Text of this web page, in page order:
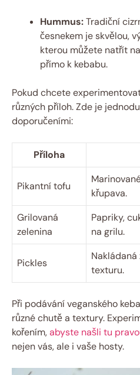
Hummus:Tradiční
česnekem je skvělou,
kterou můžete natřít
přímo k kebabu.
Pokud chcete
různých příloh. Zde je
doporučeními:
Příloha
Pikantní tofu
křupava.
Grilovaná
zelenina
Papriky,
na grilu.
Pickles
texturu.
Při podávání veganského
různé chutě a textury.
kořením,abyste našli tu
nejen vás, ale i vaše hosty.